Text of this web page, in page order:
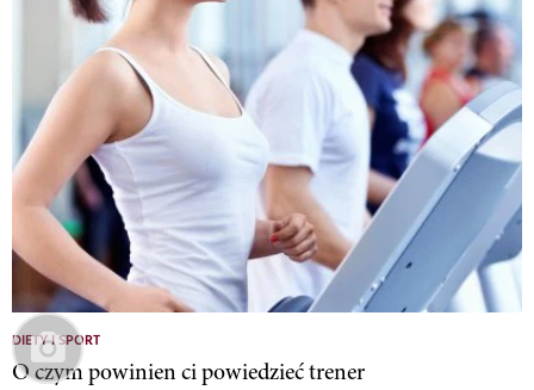
DIETY I SPORT
O czym powinien ci powiedzieć trener